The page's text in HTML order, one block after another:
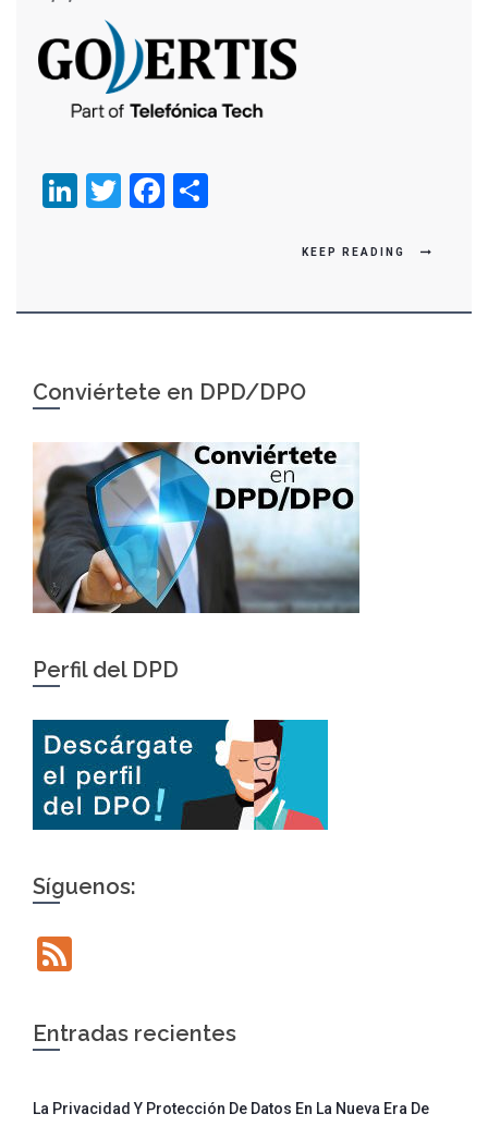
LinkedIn
TwitterFacebook
KEEP READING
Conviértete en DPD/DPO
Perfil del DPD
Síguenos:
Entradas recientes
La Privacidad Y Protección De Datos En La Nueva Era De